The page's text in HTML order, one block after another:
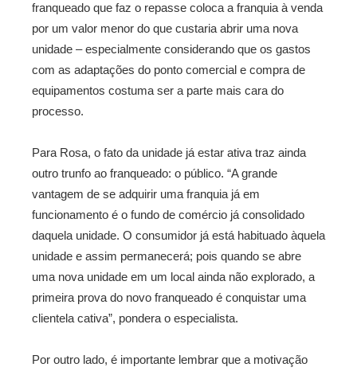
franqueado que faz o repasse coloca a franquia à venda
por um valor menor do que custaria abrir uma nova
unidade – especialmente considerando que os gastos
com as adaptações do ponto comercial e compra de
equipamentos costuma ser a parte mais cara do
processo.
Para Rosa, o fato da unidade já estar ativa traz ainda
outro trunfo ao franqueado: o público. “A grande
vantagem de se adquirir uma franquia já em
funcionamento é o fundo de comércio já consolidado
daquela unidade. O consumidor já está habituado àquela
unidade e assim permanecerá; pois quando se abre
uma nova unidade em um local ainda não explorado, a
primeira prova do novo franqueado é conquistar uma
clientela cativa”, pondera o especialista.
Por outro lado, é importante lembrar que a motivação